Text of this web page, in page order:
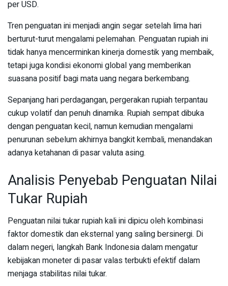
per USD.
Tren penguatan ini menjadi angin segar setelah lima hari
berturut-turut mengalami pelemahan. Penguatan rupiah ini
tidak hanya mencerminkan kinerja domestik yang membaik,
tetapi juga kondisi ekonomi global yang memberikan
suasana positif bagi mata uang negara berkembang.
Sepanjang hari perdagangan, pergerakan rupiah terpantau
cukup volatif dan penuh dinamika. Rupiah sempat dibuka
dengan penguatan kecil, namun kemudian mengalami
penurunan sebelum akhirnya bangkit kembali, menandakan
adanya ketahanan di pasar valuta asing.
Analisis Penyebab Penguatan Nilai
Tukar Rupiah
Penguatan nilai tukar rupiah kali ini dipicu oleh kombinasi
faktor domestik dan eksternal yang saling bersinergi. Di
dalam negeri, langkah Bank Indonesia dalam mengatur
kebijakan moneter di pasar valas terbukti efektif dalam
menjaga stabilitas nilai tukar.